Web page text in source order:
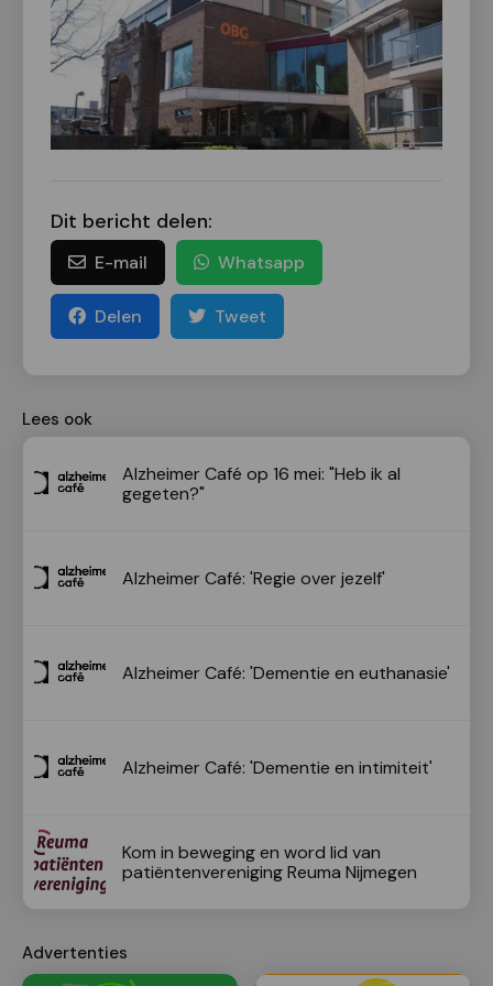
Dit bericht delen:
E-mail Whatsapp
Delen Tweet
Lees ook
Alzheimer Café op 16 mei: "Heb ik al
gegeten?"
Alzheimer Café: 'Regie over jezelf'
Alzheimer Café: 'Dementie en euthanasie'
Alzheimer Café: 'Dementie en intimiteit'
Kom in beweging en word lid van
patiëntenvereniging Reuma Nijmegen
Advertenties